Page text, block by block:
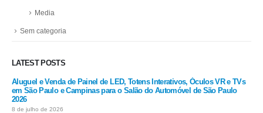
Media
Sem categoria
LATEST POSTS
Aluguel e Venda de Painel de LED, Totens Interativos, Óculos VR e TVs
em São Paulo e Campinas para o Salão do Automóvel de São Paulo
2026
8 de julho de 2026